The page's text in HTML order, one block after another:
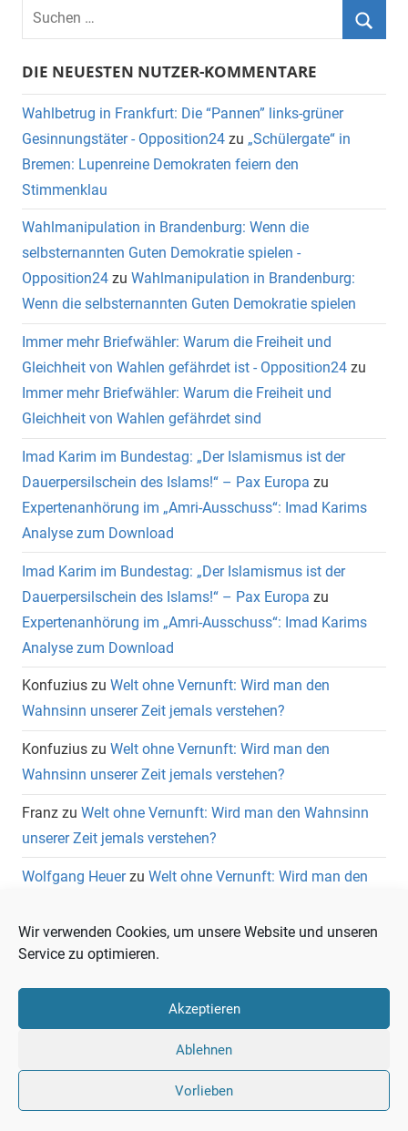
Wir verwenden Cookies, um unsere Website und unseren
Service zu optimieren.
Akzeptieren
Ablehnen
Vorlieben
DIE NEUESTEN NUTZER-KOMMENTARE
Wahlbetrug in Frankfurt: Die “Pannen” links-grüner
Gesinnungstäter - Opposition24 zu „Schülergate“ in
Bremen: Lupenreine Demokraten feiern den
Stimmenklau
Wahlmanipulation in Brandenburg: Wenn die
selbsternannten Guten Demokratie spielen -
Opposition24 zu Wahlmanipulation in Brandenburg:
Wenn die selbsternannten Guten Demokratie spielen
Immer mehr Briefwähler: Warum die Freiheit und
Gleichheit von Wahlen gefährdet ist - Opposition24 zu
Immer mehr Briefwähler: Warum die Freiheit und
Gleichheit von Wahlen gefährdet sind
Imad Karim im Bundestag: „Der Islamismus ist der
Dauerpersilschein des Islams!“ – Pax Europa zu
Expertenanhörung im „Amri-Ausschuss“: Imad Karims
Analyse zum Download
Imad Karim im Bundestag: „Der Islamismus ist der
Dauerpersilschein des Islams!“ – Pax Europa zu
Expertenanhörung im „Amri-Ausschuss“: Imad Karims
Analyse zum Download
Konfuzius zu Welt ohne Vernunft: Wird man den
Wahnsinn unserer Zeit jemals verstehen?
Konfuzius zu Welt ohne Vernunft: Wird man den
Wahnsinn unserer Zeit jemals verstehen?
Franz zu Welt ohne Vernunft: Wird man den Wahnsinn
unserer Zeit jemals verstehen?
Wolfgang Heuerzu Welt ohne Vernunft: Wird man den
Liberale
Warte